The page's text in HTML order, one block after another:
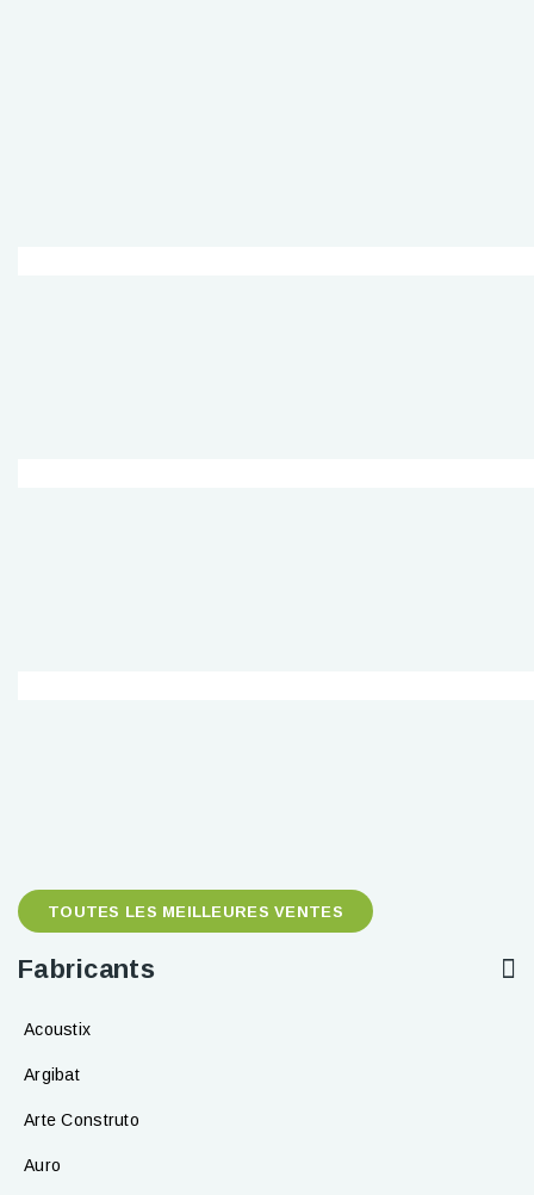
TOUTES LES MEILLEURES VENTES
Fabricants
Acoustix
Argibat
Arte Construto
Auro